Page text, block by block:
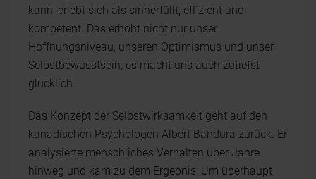
kann, erlebt sich als sinnerfüllt, effizient und
kompetent. Das erhöht nicht nur unser
Hoffnungsniveau, unseren Optimismus und unser
Selbstbewusstsein, es macht uns auch zutiefst
glücklich.
Das Konzept der Selbstwirksamkeit geht auf den
kanadischen Psychologen Albert Bandura zurück. Er
analysierte menschliches Verhalten über Jahre
hinweg und kam zu dem Ergebnis: Um überhaupt